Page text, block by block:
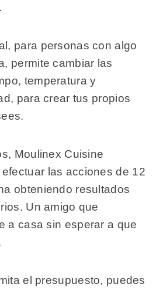
para personas con algo
permite cambiar las
temperatura y
para crear tus propios
Moulinex Cuisine
las acciones de 12
obteniendo resultados
Un amigo que
a casa sin esperar a que
el presupuesto, puedes